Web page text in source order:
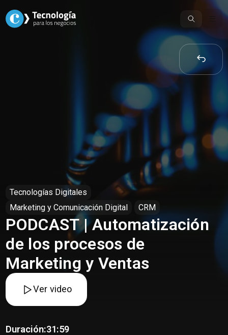
content
Tecnologías Digitales
Marketing y Comunicación Digital
CRM
PODCAST | Automatización
de los procesos de
Marketing y Ventas
Ver video
Duración:31:59